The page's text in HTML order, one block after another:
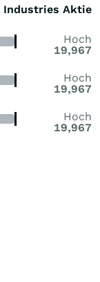
Industries Aktie
Hoch
19,967
Hoch
19,967
Hoch
19,967